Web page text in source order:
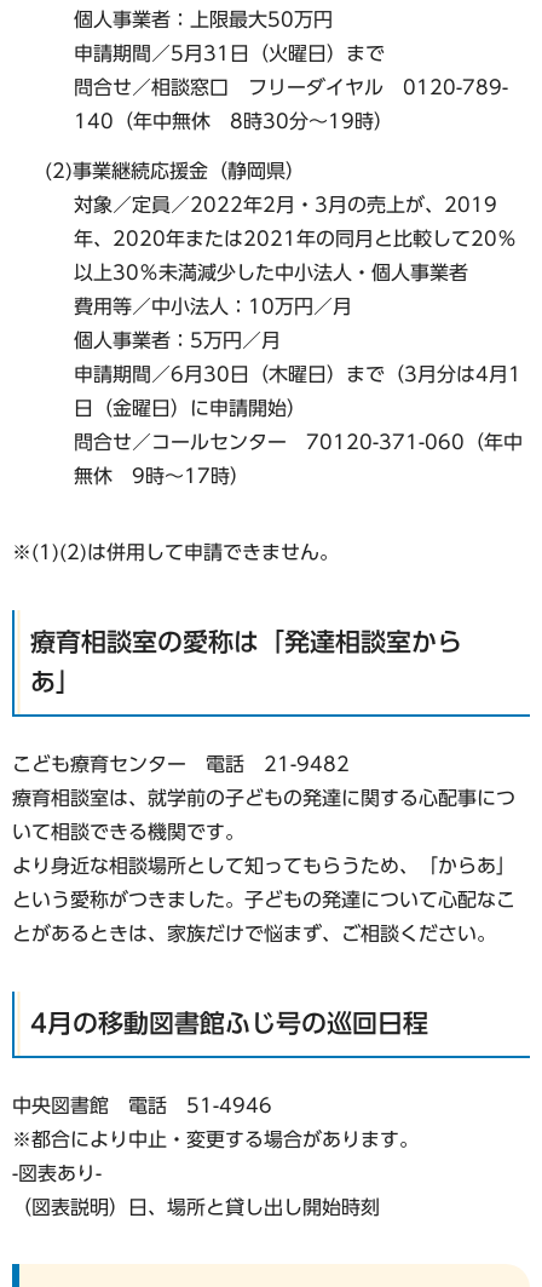
個人事業者：上限最大50万円
申請期間／5月31日（火曜日）まで
問合せ／相談窓口 フリーダイヤル 0120-789-
140（年中無休 8時30分～19時）
(2)事業継続応援金（静岡県）
対象／定員／2022年2月・3月の売上が、2019
年、2020年または2021年の同月と比較して20％
以上30％未満減少した中小法人・個人事業者
費用等／中小法人：10万円／月
個人事業者：5万円／月
申請期間／6月30日（木曜日）まで（3月分は4月1
日（金曜日）に申請開始）
問合せ／コールセンター 70120-371-060（年中
無休 9時～17時）
※(1)(2)は併用して申請できません。
療育相談室の愛称は「発達相談室から
あ」
こども療育センター 電話 21-9482
療育相談室は、就学前の子どもの発達に関する心配事につ
いて相談できる機関です。
より身近な相談場所として知ってもらうため、「からあ」
という愛称がつきました。子どもの発達について心配なこ
とがあるときは、家族だけで悩まず、ご相談ください。
4月の移動図書館ふじ号の巡回日程
中央図書館 電話 51-4946
※都合により中止・変更する場合があります。
-図表あり-
（図表説明）日、場所と貸し出し開始時刻